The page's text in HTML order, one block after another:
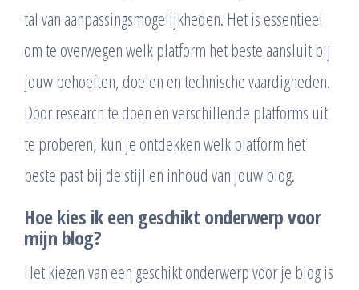
tal van aanpassingsmogelijkheden. Het is essentieel
om te overwegen welk platform het beste aansluit bij
jouw behoeften, doelen en technische vaardigheden.
Door research te doen en verschillende platforms uit
te proberen, kun je ontdekken welk platform het
beste past bij de stijl en inhoud van jouw blog.
Hoe kies ik een geschikt onderwerp voor
mijn blog?
Het kiezen van een geschikt onderwerp voor je blog is